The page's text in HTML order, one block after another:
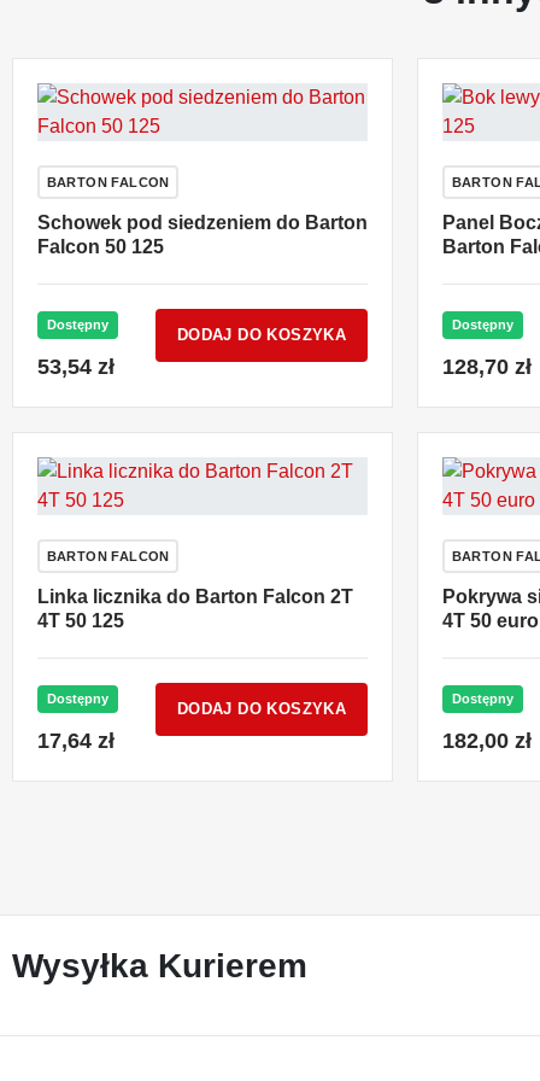
BARTON FALCON
Schowek pod siedzeniem do Barton
Falcon 50 125
Dostępny
53,54 zł
DODAJ DO KOSZYKA
BARTON
Panel
Barton
Dostępny
128,70 zł
BARTON FALCON
Linka licznika do Barton Falcon 2T
4T 50 125
Dostępny
17,64 zł
DODAJ DO KOSZYKA
BARTON
Pokrywa
4T 50
Dostępny
182,00 zł
Wysyłka Kurierem